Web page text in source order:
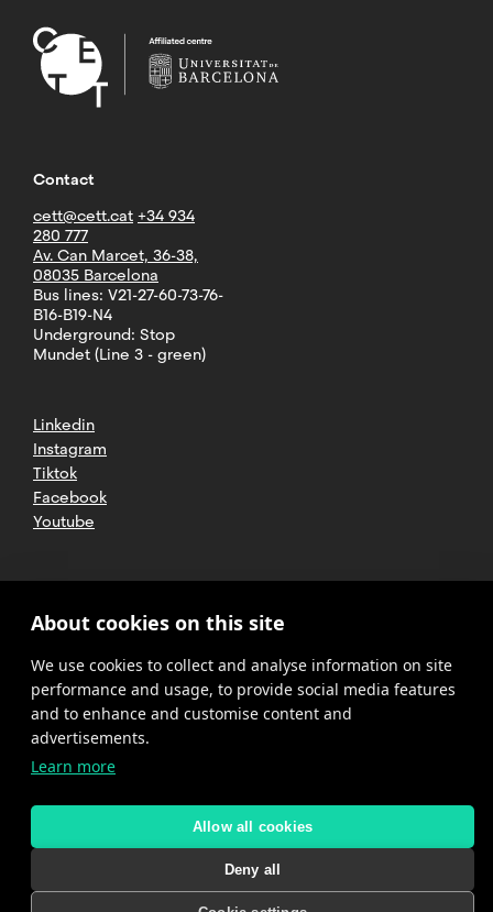
Contact
cett@cett.cat +34 934
280 777
Av. Can Marcet, 36-38,
08035 Barcelona
Bus lines: V21-27-60-73-76-
B16-B19-N4
Underground: Stop
Mundet (Line 3 - green)
Linkedin
Instagram
Tiktok
Facebook
Youtube
advice
Privacy
policy
Cookies
About cookies on this site
We use cookies to collect and analyse information on site
performance and usage, to provide social media features
and to enhance and customise content and
advertisements.
Learn more
Allow all cookies
Deny all